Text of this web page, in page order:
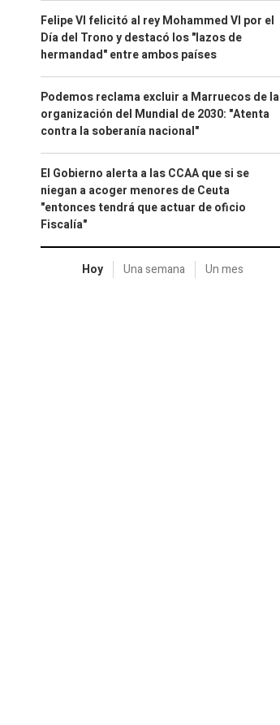
Felipe VI felicitó al rey Mohammed VI por el
Día del Trono y destacó los "lazos de
hermandad" entre ambos países
Podemos reclama excluir a Marruecos de la
organización del Mundial de 2030: "Atenta
contra la soberanía nacional"
El Gobierno alerta a las CCAA que si se
niegan a acoger menores de Ceuta
"entonces tendrá que actuar de oficio
Fiscalía"
Hoy Una semana Un mes